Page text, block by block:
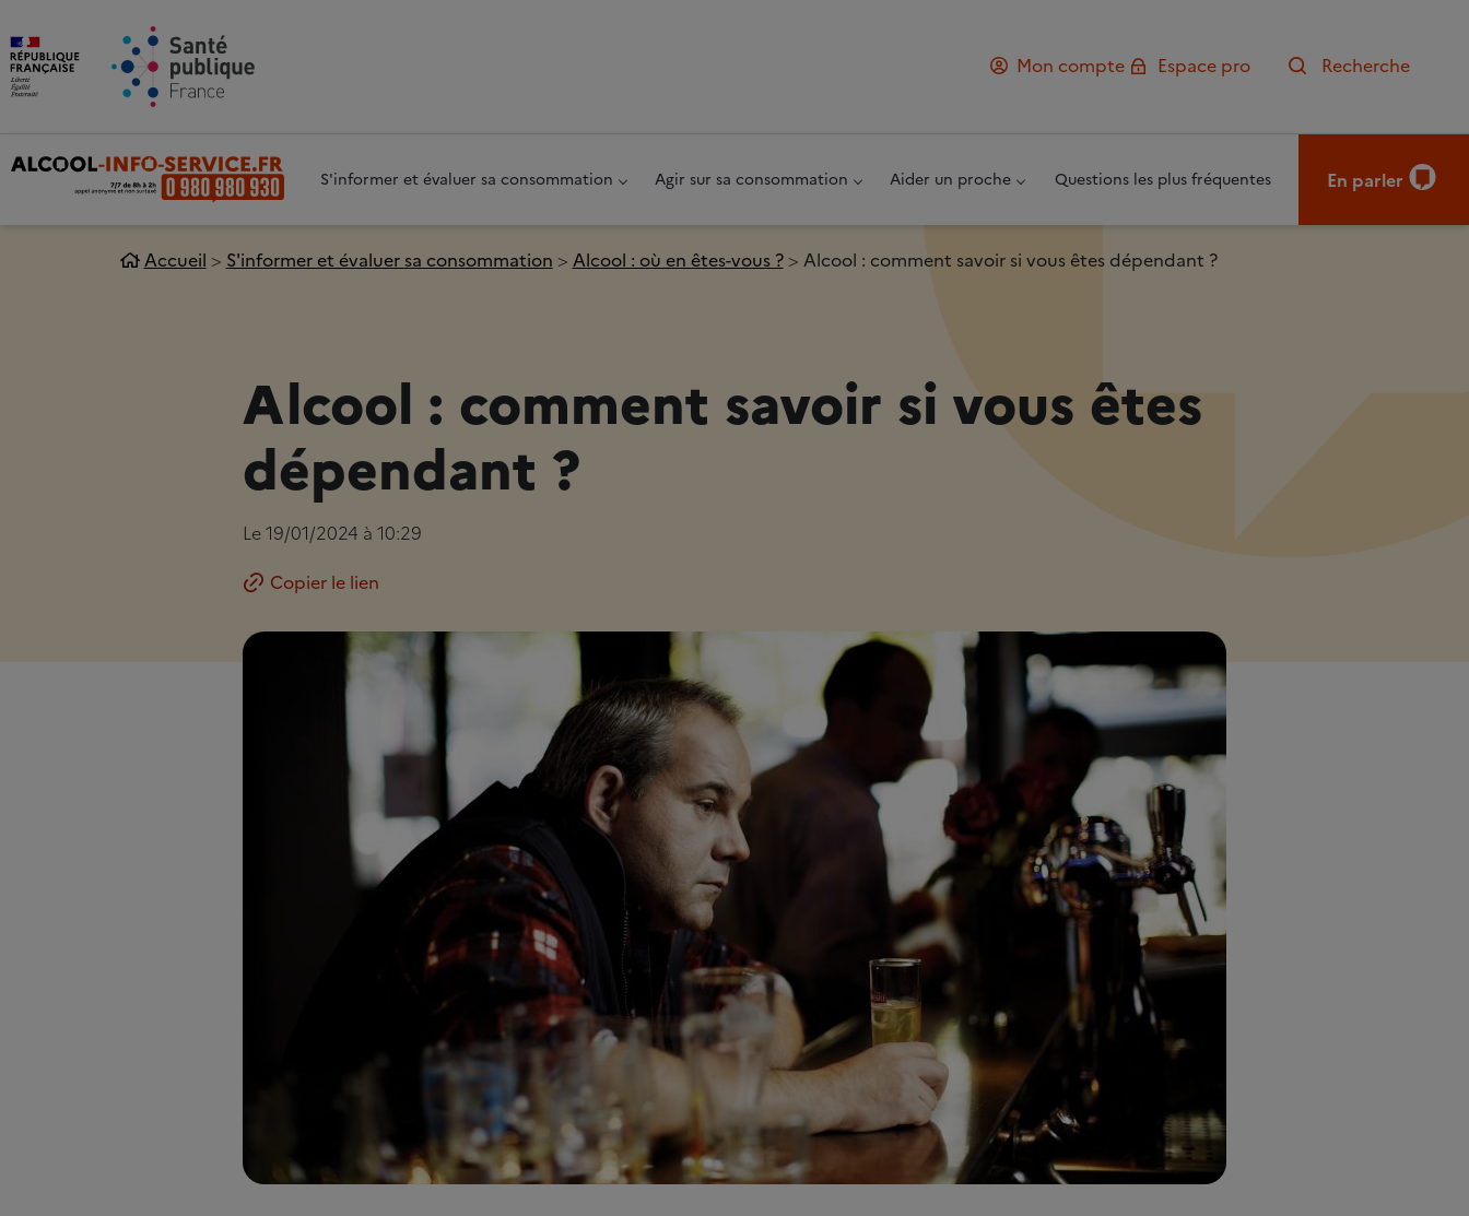
Mon compte
Espace pro Recherche
S'informer et évaluer sa consommation Agir sur sa consommation Aider un proche Questions les plus fréquentes En parler
Accueil S'informer et évaluer sa consommation Alcool : où en êtes-vous ? Alcool : comment savoir si vous êtes dépendant ?
Alcool : comment savoir si vous êtes
dépendant ?
Le 19/01/2024 à 10:29
Copier le lien